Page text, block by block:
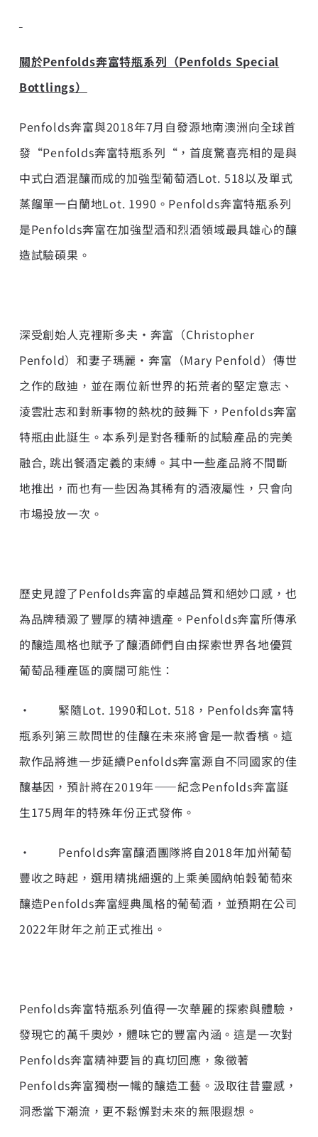
關於Penfolds奔富特瓶系列（Penfolds Special
Bottlings）
Penfolds奔富與2018年7月自發源地南澳洲向全球首
發“Penfolds奔富特瓶系列“，首度驚喜亮相的是與
中式白酒混釀而成的加強型葡萄酒Lot. 518以及單式
蒸餾單一白蘭地Lot. 1990。Penfolds奔富特瓶系列
是Penfolds奔富在加強型酒和烈酒領域最具雄心的釀
造試驗碩果。
深受創始人克裡斯多夫·奔富（Christopher
Penfold）和妻子瑪麗·奔富（Mary Penfold）傳世
之作的啟迪，並在兩位新世界的拓荒者的堅定意志、
淩雲壯志和對新事物的熱枕的鼓舞下，Penfolds奔富
特瓶由此誕生。本系列是對各種新的試驗產品的完美
融合, 跳出餐酒定義的束縛。其中一些產品將不間斷
地推出，而也有一些因為其稀有的酒液屬性，只會向
市場投放一次。
歷史見證了Penfolds奔富的卓越品質和絕妙口感，也
為品牌積澱了豐厚的精神遺產。Penfolds奔富所傳承
的釀造風格也賦予了釀酒師們自由探索世界各地優質
葡萄品種產區的廣闊可能性：
• 緊隨Lot. 1990和Lot. 518，Penfolds奔富特
瓶系列第三款問世的佳釀在未來將會是一款香檳。這
款作品將進一步延續Penfolds奔富源自不同國家的佳
釀基因，預計將在2019年——紀念Penfolds奔富誕
生175周年的特殊年份正式發佈。
• Penfolds奔富釀酒團隊將自2018年加州葡萄
豐收之時起，選用精挑細選的上乘美國納帕穀葡萄來
釀造Penfolds奔富經典風格的葡萄酒，並預期在公司
2022年財年之前正式推出。
Penfolds奔富特瓶系列值得一次華麗的探索與體驗，
發現它的萬千奧妙，體味它的豐富內涵。這是一次對
Penfolds奔富精神要旨的真切回應，象徵著
Penfolds奔富獨樹一幟的釀造工藝。汲取往昔靈感，
洞悉當下潮流，更不鬆懈對未來的無限遐想。